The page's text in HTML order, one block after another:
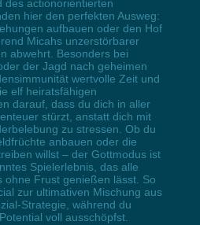
des actionorientierten
hier den perfekten Ausweg:
aufbauen oder den Hof
Micahs unzerstörbarer
abwehrt. Besonders bei
der Jagd nach geheimen
wertvolle Zeit und
elf heiratsfähigen
darauf, dass du dich in aller
stürzt, anstatt dich mit
zu stressen. Ob du
anbauen oder die
willst – der Gottmodus ist
Spielerlebnis, das alle
ohne Frust genießen lässt. So
zur ultimativen Mischung aus
Strategie, während du
voll ausschöpfst.